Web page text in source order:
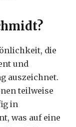
die
und
auszeichnet.
teilweise
in
was auf eine